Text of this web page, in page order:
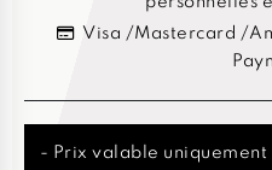
Visa /Mastercard /
- Prix valable